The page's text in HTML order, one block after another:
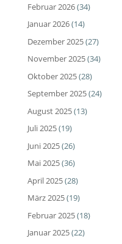
Februar 2026(34)
Januar 2026(14)
Dezember 2025(27)
November 2025(34)
Oktober 2025(28)
September 2025(24)
August 2025(13)
Juli 2025(19)
Juni 2025(26)
Mai 2025(36)
April 2025(28)
März 2025(19)
Februar 2025(18)
Januar 2025(22)